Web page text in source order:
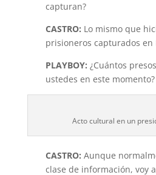
capturan?
CASTRO: Lo mismo que
prisioneros capturados en
PLAYBOY: ¿Cuántos
ustedes en este momento?
Acto cultural en un
CASTRO: Aunque
clase de información, voy